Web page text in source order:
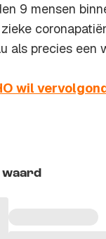
9 mensen
als precies een
wil
waard